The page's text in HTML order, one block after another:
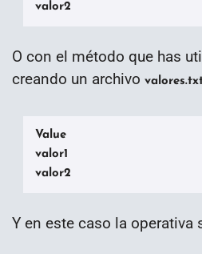
valor2
O con el método que has
creando un archivo
Value
valor1
valor2
Y en este caso la operativa